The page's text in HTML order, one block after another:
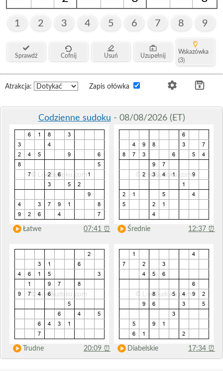
1 2 3 4 5 6 7 8 9
Sprawdź Cofnij Usuń Uzupełnij
Wskazówka
(3)
Atrakcja: Zapis ołówka
Codzienne sudoku - 08/08/2026 (ET)
Łatwe 07:41 ⏰ Średnie 12:37 ⏰
Trudne 20:09 ⏰ Diabelskie 17:34 ⏰